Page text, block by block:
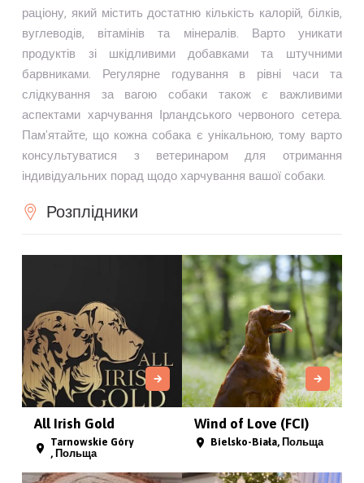
раціону, який містить достатню кількість калорій, білків,
вуглеводів, вітамінів та мінералів. Варто уникати
продуктів зі шкідливими добавками та штучними
барвниками. Регулярне годування в рівні часи та
слідкування за вагою собаки також є важливими
аспектами харчування Ірландського червоного сетера.
Пам'ятайте, що кожна собака є унікальною, тому варто
консультуватися з ветеринаром для отримання
індивідуальних порад щодо харчування вашої собаки.
Розплідники
All Irish Gold
Tarnowskie Góry
, Польща
Wind of Love (FCI)
Bielsko-Biała, Польща